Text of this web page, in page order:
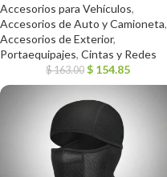
Accesorios para Vehículos,
Accesorios de Auto y Camioneta,
Accesorios de Exterior,
Portaequipajes, Cintas y Redes
$163.00 $ 154.85